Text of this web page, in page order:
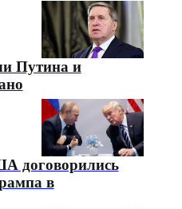
Путина и
договорились
в